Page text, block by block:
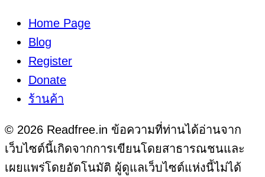
Home Page
Blog
Register
Donate
ร้านค้า
© 2026 Readfree.in ข้อความที่ท่านได้อ่านจาก
เว็บไซต์นี้เกิดจากการเขียนโดยสาธารณชนและ
เผยแพร่โดยอัตโนมัติ ผู้ดูแลเว็บไซต์แห่งนี้ไม่ได้